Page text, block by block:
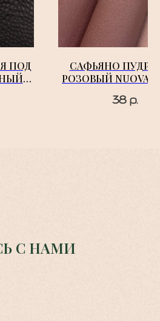
ПОД
САФЬЯНО
РОЗОВЫЙ NUOVA
38 р.
С НАМИ